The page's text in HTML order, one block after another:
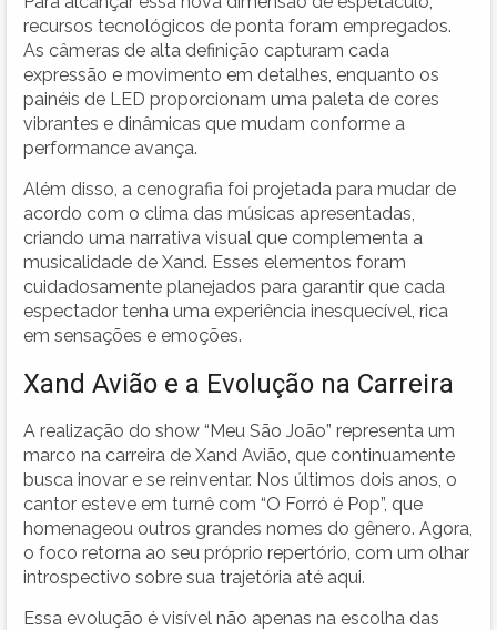
recursos tecnológicos de ponta foram empregados.
As câmeras de alta definição capturam cada
expressão e movimento em detalhes, enquanto os
painéis de LED proporcionam uma paleta de cores
vibrantes e dinâmicas que mudam conforme a
performance avança.
Além disso, a cenografia foi projetada para mudar de
acordo com o clima das músicas apresentadas,
criando uma narrativa visual que complementa a
musicalidade de Xand. Esses elementos foram
cuidadosamente planejados para garantir que cada
espectador tenha uma experiência inesquecível, rica
em sensações e emoções.
Xand Avião e a Evolução na Carreira
A realização do show “Meu São João” representa um
marco na carreira de Xand Avião, que continuamente
busca inovar e se reinventar. Nos últimos dois anos, o
cantor esteve em turnê com “O Forró é Pop”, que
homenageou outros grandes nomes do gênero. Agora,
o foco retorna ao seu próprio repertório, com um olhar
introspectivo sobre sua trajetória até aqui.
Essa evolução é visível não apenas na escolha das